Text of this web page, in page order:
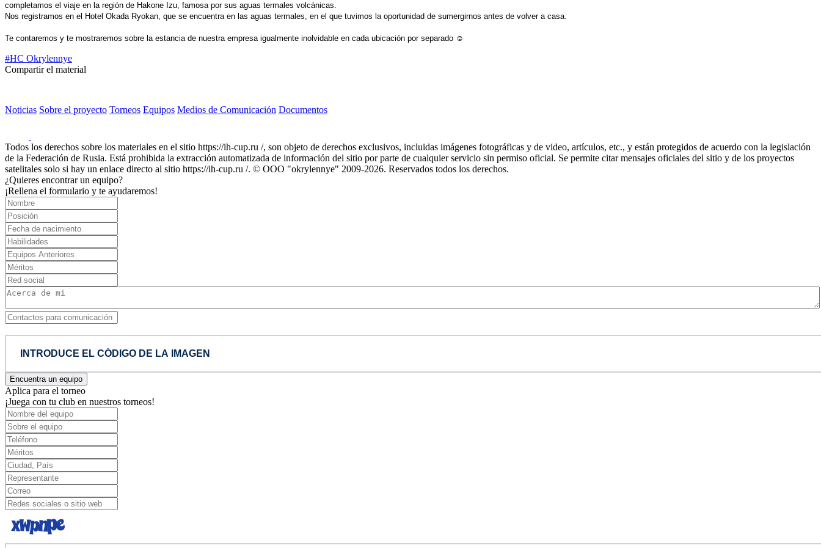
completamos el viaje en la región de Hakone Izu, famosa por sus aguas termales volcánicas.
Nos registramos en el Hotel Okada Ryokan, que se encuentra en las aguas termales, en el que tuvimos la oportunidad de sumergirnos antes de volver a casa.
Te contaremos y te mostraremos sobre la estancia de nuestra empresa igualmente inolvidable en cada ubicación por separado ☺️
#HC Okrylennye
Compartir el material
Noticias Sobre el proyecto Torneos Equipos Medios de Comunicación Documentos
Todos los derechos sobre los materiales en el sitio https://ih-cup.ru /, son objeto de derechos exclusivos, incluidas imágenes fotográficas y de video, artículos, etc., y están protegidos de acuerdo con la legislación
de la Federación de Rusia. Está prohibida la extracción automatizada de información del sitio por parte de cualquier servicio sin permiso oficial. Se permite citar mensajes oficiales del sitio y de los proyectos
satelitales solo si hay un enlace directo al sitio https://ih-cup.ru /. © OOO "okrylennye" 2009-2026. Reservados todos los derechos.
¿Quieres encontrar un equipo?
¡Rellena el formulario y te ayudaremos!
Encuentra un equipo
Aplica para el torneo
¡Juega con tu club en nuestros torneos!